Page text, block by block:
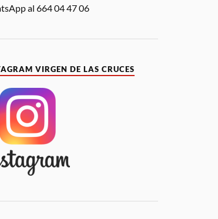
al 664 04 47 06
VIRGEN DE LAS CRUCES